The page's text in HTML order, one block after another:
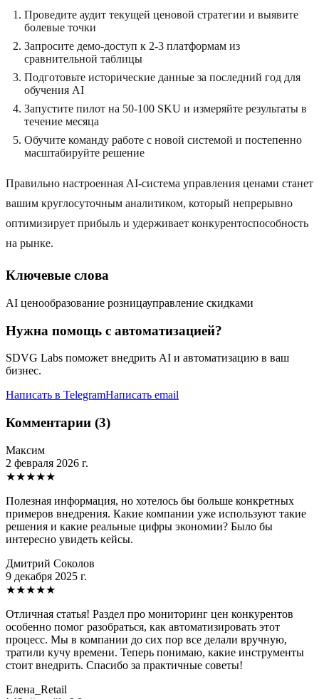
Проведите аудит текущей ценовой стратегии и выявите
болевые точки
Запросите демо-доступ к 2-3 платформам из
сравнительной таблицы
Подготовьте исторические данные за последний год для
обучения AI
Запустите пилот на 50-100 SKU и измеряйте результаты в
течение месяца
Обучите команду работе с новой системой и постепенно
масштабируйте решение
Правильно настроенная AI-система управления ценами станет
вашим круглосуточным аналитиком, который непрерывно
оптимизирует прибыль и удерживает конкурентоспособность
на рынке.
Ключевые слова
AI ценообразование розницауправление скидками
Нужна помощь с автоматизацией?
SDVG Labs поможет внедрить AI и автоматизацию в ваш
бизнес.
Написать в TelegramНаписать email
Комментарии (3)
Максим
2 февраля 2026 г.
★★★★★
Полезная информация, но хотелось бы больше конкретных
примеров внедрения. Какие компании уже используют такие
решения и какие реальные цифры экономии? Было бы
интересно увидеть кейсы.
Дмитрий Соколов
9 декабря 2025 г.
★★★★★
Отличная статья! Раздел про мониторинг цен конкурентов
особенно помог разобраться, как автоматизировать этот
процесс. Мы в компании до сих пор все делали вручную,
тратили кучу времени. Теперь понимаю, какие инструменты
стоит внедрить. Спасибо за практичные советы!
Елена_Retail